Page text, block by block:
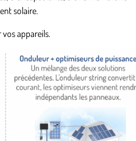
solaire.
appareils.